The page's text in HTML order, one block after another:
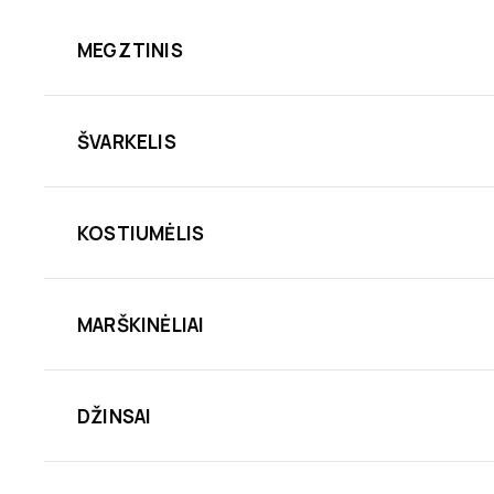
MEGZTINIS
ŠVARKELIS
KOSTIUMĖLIS
MARŠKINĖLIAI
DŽINSAI